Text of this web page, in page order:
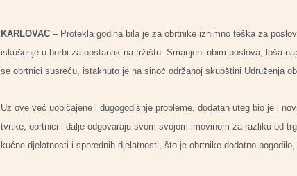
KARLOVAC – Protekla godina bila je za obrtnike iznimno teška za
iskušenje u borbi za opstanak na tržištu. Smanjeni obim poslova, loša
se obrtnici susreću, istaknuto je na sinoć održanoj skupštini Udruženja
Uz ove već uobičajene i dugogodišnje probleme, dodatan uteg bio je i
tvrtke, obrtnici i dalje odgovaraju svom svojom imovinom za razliku od
kućne djelatnosti i sporednih djelatnosti, što je obrtnike dodatno